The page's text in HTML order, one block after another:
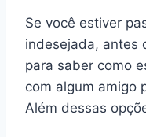
Se você estiver
indesejada, antes
para saber como
com algum amigo
Além dessas